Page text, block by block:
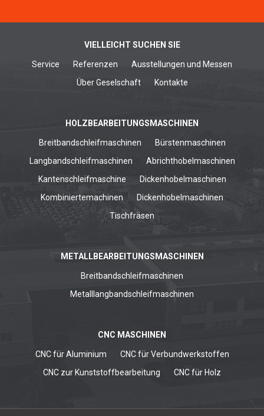
VIELLEICHT SUCHEN SIE
Service Referenzen
Ausstellungen und Messen
Über Geselschaft
Kontakte
HOLZBEARBEITUNGSMASCHINEN
Breitbandschleifmaschinen
Bürstenmaschinen
Langbandschleifmaschinen
Abrichthobelmaschinen
Kantenschleifmaschine
Dickenhobelmaschinen
Kombiniertemachinen
Dickenhobelmaschinen
Tischfräsen
METALLBEARBEITUNGSMASCHINEN
Breitbandschleifmaschinen
Metalllangbandschleifmaschinen
CNC MASCHINEN
CNC für Aluminium
CNC für Verbundwerkstoffen
CNC zur Kunststoffbearbeitung
CNC für Holz